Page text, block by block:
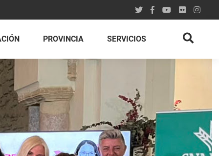
PROVINCIA SERVICIOS